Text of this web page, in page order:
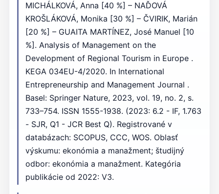
MICHÁLKOVÁ, Anna [40 %] – NAĎOVÁ
KROŠLÁKOVÁ, Monika [30 %] – ČVIRIK, Marián
[20 %] – GUAITA MARTÍNEZ, José Manuel [10
%]. Analysis of Management on the
Development of Regional Tourism in Europe .
KEGA 034EU-4/2020. In International
Entrepreneurship and Management Journal .
Basel: Springer Nature, 2023, vol. 19, no. 2, s.
733–754. ISSN 1555-1938. (2023: 6.2 - IF, 1.763
- SJR, Q1 - JCR Best Q). Registrované v
databázach: SCOPUS, CCC, WOS. Oblasť
výskumu: ekonómia a manažment; študijný
odbor: ekonómia a manažment. Kategória
publikácie od 2022: V3.